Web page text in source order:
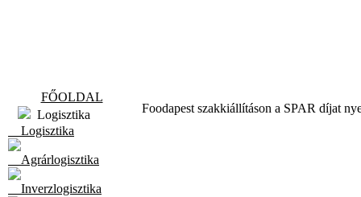
FŐOLDAL
Logisztika
Logisztika
Agrárlogisztika
Inverzlogisztika
Foodapest szakkiállításon a SPAR díjat